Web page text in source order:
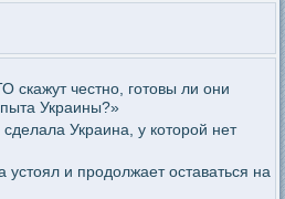
скажут честно, готовы ли они
Украины?»
Украина, у которой нет
и продолжает оставаться на